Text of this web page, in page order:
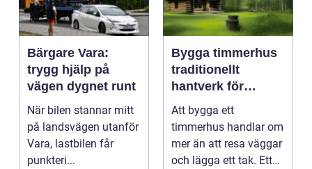
Bärgare Vara:
trygg hjälp på
vägen dygnet runt
När bilen stannar mitt
på landsvägen utanför
Vara, lastbilen får
punkteri...
Bygga timmerhus
traditionellt
hantverk för
moderna behov
Att bygga ett
timmerhus handlar om
mer än att resa väggar
och lägga ett tak. Ett